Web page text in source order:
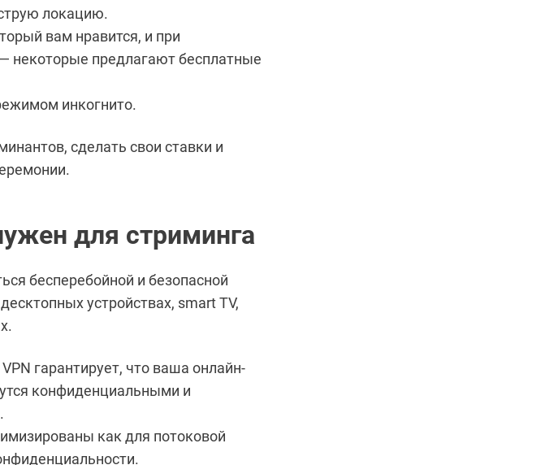
локацию.
вам нравится, и при
некоторые предлагают бесплатные
инкогнито.
сделать свои ставки и
для стриминга
бесперебойной и безопасной
устройствах, smart TV,
гарантирует, что ваша онлайн-
конфиденциальными и
как для потоковой